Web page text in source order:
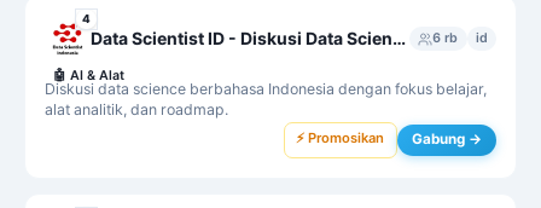
4
Data Scientist ID - Diskusi Data Science 6 rb id
Diskusi data science berbahasa Indonesia dengan fokus belajar,
alat analitik, dan roadmap.
🤖 AI & Alat
⚡ Promosikan Gabung →